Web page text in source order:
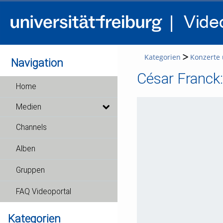
Navigation
Home
Medien
Channels
Alben
Gruppen
FAQ Videoportal
Kategorien
Kategorien
César